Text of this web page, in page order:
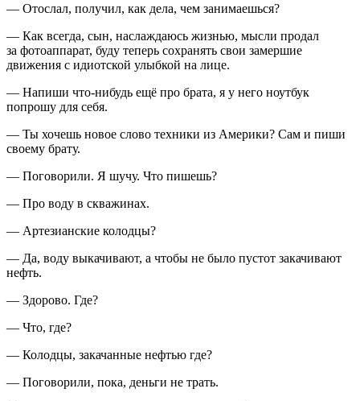
— Отослал, получил, как дела, чем занимаешься?
— Как всегда, сын, наслаждаюсь жизнью, мысли продал
за фотоаппарат, буду теперь сохранять свои замершие
движения с идиотской улыбкой на лице.
— Напиши что-нибудь ещё про брата, я у него ноутбук
попрошу для себя.
— Ты хочешь новое слово техники из Америки? Сам и пиши
своему брату.
— Поговорили. Я шучу. Что пишешь?
— Про воду в скважинах.
— Артезианские колодцы?
— Да, воду выкачивают, а чтобы не было пустот закачивают
нефть.
— Здорово. Где?
— Что, где?
— Колодцы, закачанные нефтью где?
— Поговорили, пока, деньги не трать.